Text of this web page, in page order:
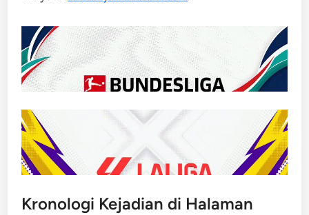
Kronologi Kejadian di Halaman